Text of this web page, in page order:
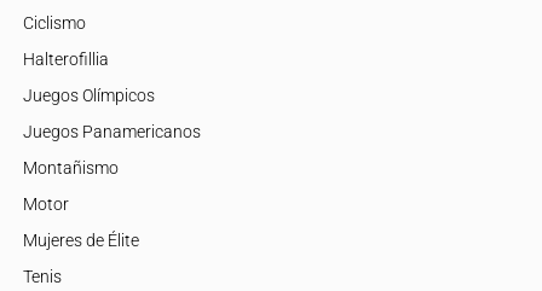
Ciclismo
Halterofillia
Juegos Olímpicos
Juegos Panamericanos
Montañismo
Motor
Mujeres de Élite
Tenis